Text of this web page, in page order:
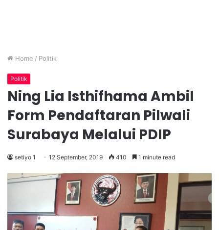
Home / Politik
Politik
Ning Lia Isthifhama Ambil
Form Pendaftaran Pilwali
Surabaya Melalui PDIP
setiyo 1 12 September, 2019 410 1 minute read